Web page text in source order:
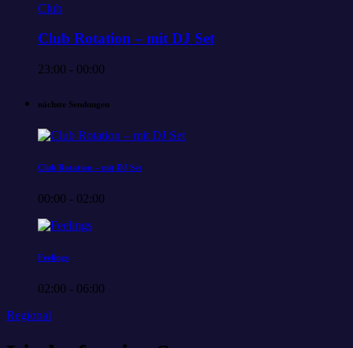
Club
Club Rotation – mit DJ Set
23:00 - 00:00
nächste Sendungen
Club Rotation – mit DJ Set
00:00 - 02:00
Feelings
02:00 - 06:00
Regional